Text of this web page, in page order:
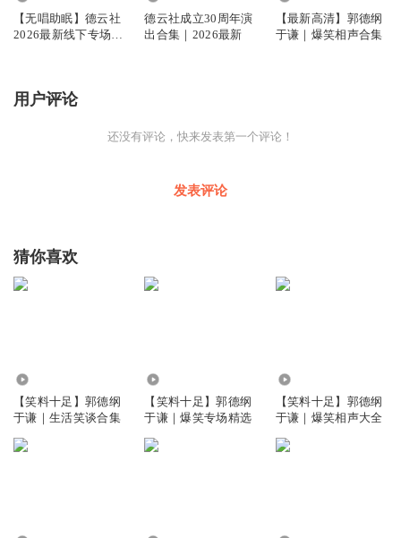
【无唱助眠】德云社
2026最新线下专场大
德云社成立30周年演
出合集｜2026最新
【最新高清】郭德纲
于谦｜爆笑相声合集
用户评论
还没有评论，快来发表第一个评论！
发表评论
猜你喜欢
【笑料十足】郭德纲
于谦｜生活笑谈合集
【笑料十足】郭德纲
于谦｜爆笑专场精选
【笑料十足】郭德纲
于谦｜爆笑相声大全